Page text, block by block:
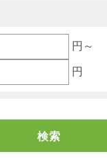
円～
円